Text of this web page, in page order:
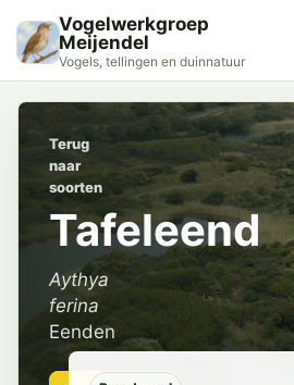
Vogelwerkgroep
Meijendel
Vogels, tellingen en duinnatuur
Terug
naar
soorten
Tafeleend
Aythya
ferina
Eenden